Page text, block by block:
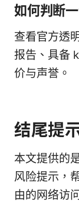
如何判断
查看官方透
报告、具备
价与声誉。
结尾提
本文提供的
风险提示，
由的网络访